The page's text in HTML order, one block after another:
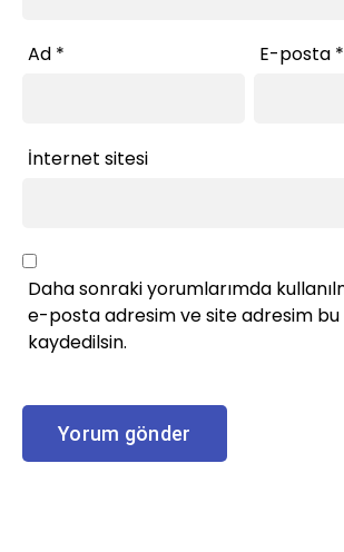
Ad * E-posta *
İnternet sitesi
Daha sonraki yorumlarımda
e-posta adresim ve site adresim bu
kaydedilsin.